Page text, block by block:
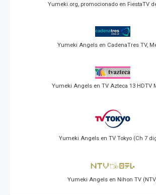
Yumeki.org, promocionado en FiestaTV
Yumeki Angels en CadenaTres TV,
Yumeki Angels en TV Azteca 13 HDTV
Yumeki Angels en TV Tokyo (Ch 7
Yumeki Angels en Nihon TV